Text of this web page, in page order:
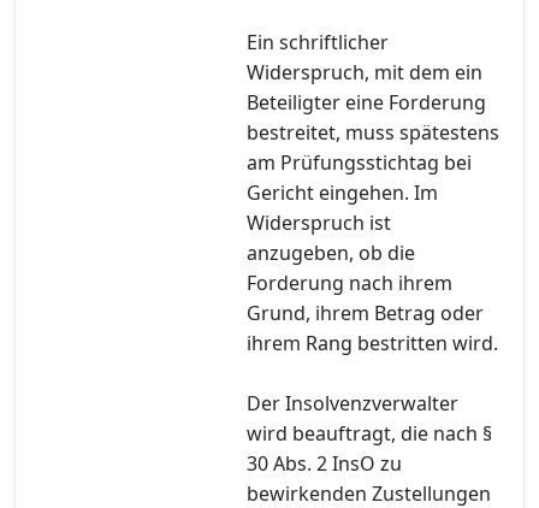
Ein schriftlicher
Widerspruch, mit dem ein
Beteiligter eine Forderung
bestreitet, muss spätestens
am Prüfungsstichtag bei
Gericht eingehen. Im
Widerspruch ist
anzugeben, ob die
Forderung nach ihrem
Grund, ihrem Betrag oder
ihrem Rang bestritten wird.
Der Insolvenzverwalter
wird beauftragt, die nach §
30 Abs. 2 InsO zu
bewirkenden Zustellungen